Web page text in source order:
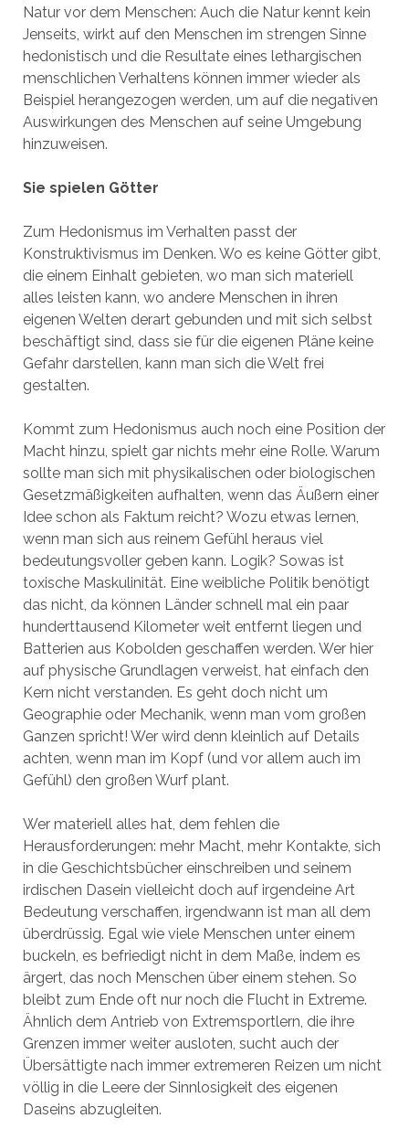
Natur vor dem Menschen: Auch die Natur kennt kein
Jenseits, wirkt auf den Menschen im strengen Sinne
hedonistisch und die Resultate eines lethargischen
menschlichen Verhaltens können immer wieder als
Beispiel herangezogen werden, um auf die negativen
Auswirkungen des Menschen auf seine Umgebung
hinzuweisen.
Sie spielen Götter
Zum Hedonismus im Verhalten passt der
Konstruktivismus im Denken. Wo es keine Götter gibt,
die einem Einhalt gebieten, wo man sich materiell
alles leisten kann, wo andere Menschen in ihren
eigenen Welten derart gebunden und mit sich selbst
beschäftigt sind, dass sie für die eigenen Pläne keine
Gefahr darstellen, kann man sich die Welt frei
gestalten.
Kommt zum Hedonismus auch noch eine Position der
Macht hinzu, spielt gar nichts mehr eine Rolle. Warum
sollte man sich mit physikalischen oder biologischen
Gesetzmäßigkeiten aufhalten, wenn das Äußern einer
Idee schon als Faktum reicht? Wozu etwas lernen,
wenn man sich aus reinem Gefühl heraus viel
bedeutungsvoller geben kann. Logik? Sowas ist
toxische Maskulinität. Eine weibliche Politik benötigt
das nicht, da können Länder schnell mal ein paar
hunderttausend Kilometer weit entfernt liegen und
Batterien aus Kobolden geschaffen werden. Wer hier
auf physische Grundlagen verweist, hat einfach den
Kern nicht verstanden. Es geht doch nicht um
Geographie oder Mechanik, wenn man vom großen
Ganzen spricht! Wer wird denn kleinlich auf Details
achten, wenn man im Kopf (und vor allem auch im
Gefühl) den großen Wurf plant.
Wer materiell alles hat, dem fehlen die
Herausforderungen: mehr Macht, mehr Kontakte, sich
in die Geschichtsbücher einschreiben und seinem
irdischen Dasein vielleicht doch auf irgendeine Art
Bedeutung verschaffen, irgendwann ist man all dem
überdrüssig. Egal wie viele Menschen unter einem
buckeln, es befriedigt nicht in dem Maße, indem es
ärgert, das noch Menschen über einem stehen. So
bleibt zum Ende oft nur noch die Flucht in Extreme.
Ähnlich dem Antrieb von Extremsportlern, die ihre
Grenzen immer weiter ausloten, sucht auch der
Übersättigte nach immer extremeren Reizen um nicht
völlig in die Leere der Sinnlosigkeit des eigenen
Daseins abzugleiten.